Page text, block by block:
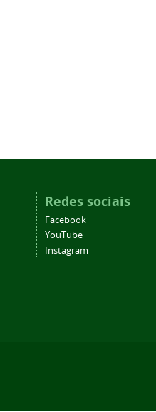
Redes sociais
Facebook
YouTube
Instagram